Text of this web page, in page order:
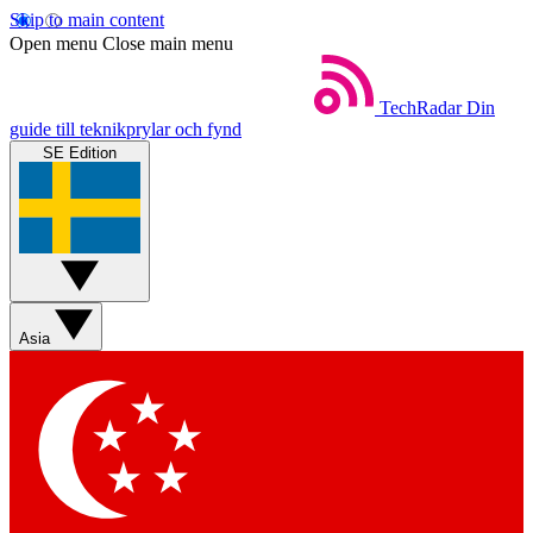
Skip to main content
Open menu Close main menu
TechRadar Din
guide till teknikprylar och fynd
SE Edition
Asia